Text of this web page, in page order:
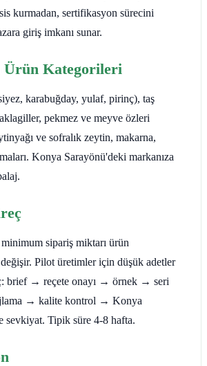
kurmadan, sertifikasyon sürecini
giriş imkanı sunar.
Ürün Kategorileri
karabuğday, yulaf, pirinç), taş
pekmez ve meyve özleri
ve sofralık zeytin, makarna,
Konya Sarayönü'deki markanıza
sipariş miktarı ürün
Pilot üretimler için düşük adetler
brief → reçete onayı → örnek → seri
→ kalite kontrol → Konya
sevkiyat. Tipik süre 4-8 hafta.